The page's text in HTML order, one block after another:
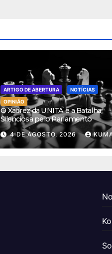
ARTIGO DE ABERTURA
NOTÍCIAS
OPINIÃO
O Xadrez da UNITA e a Batalha
Silenciosa pelo Parlamento
4 DE AGOSTO, 2026